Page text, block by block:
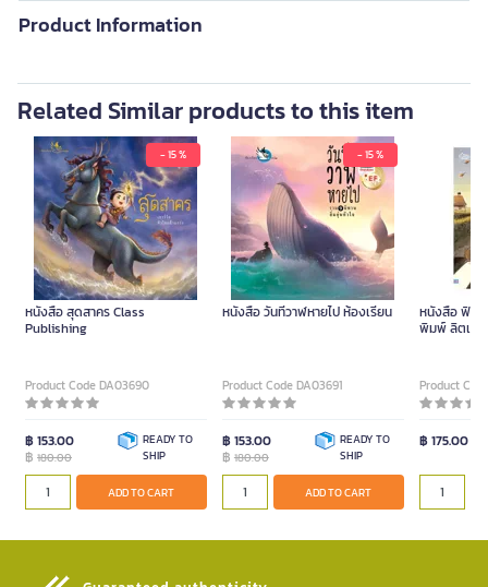
Product Information
Related Similar products to this item
- 15 %
หนังสือ สุดสาคร Class
Publishing
Product Code DA03690
฿ 153.00
฿ 180.00
READY TO
SHIP
ADD TO CART
- 15 %
หนังสือ วันที่วาฬหายไป ห้องเรียน
Product Code DA03691
฿ 153.00
฿ 180.00
READY TO
SHIP
ADD TO CART
หนังสือ ฟิลิป
พิมพ์ ลิตเติ้ล
Product
฿ 175.00